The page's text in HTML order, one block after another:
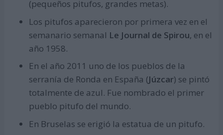
(pequeños pitufos, grandes metas).
Los pitufos aparecieron por primera vez en el
semanario semanal Le Journal de Spirou, en el
año 1958.
En el año 2011 uno de los pueblos de la
serranía de Ronda en España (Júzcar) se pintó
totalmente de azul. Fue nombrado el primer
pueblo pitufo del mundo.
En Bruselas se erigió la estatua de un pitufo.